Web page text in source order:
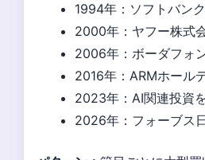
1994年 ：ソフトバン
2000年 ：ヤフー株式
2006年 ：ボーダフォ
2016年 ：ARMホール
2023年 ：AI関連投資
2026年 ：フォーブス